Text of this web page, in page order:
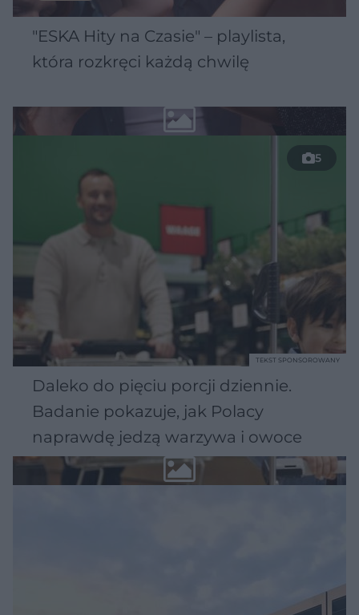
"ESKA Hity na Czasie" – playlista,
która rozkręci każdą chwilę
5
Daleko do pięciu porcji dziennie.
Badanie pokazuje, jak Polacy
naprawdę jedzą warzywa i owoce
TEKST SPONSOROWANY